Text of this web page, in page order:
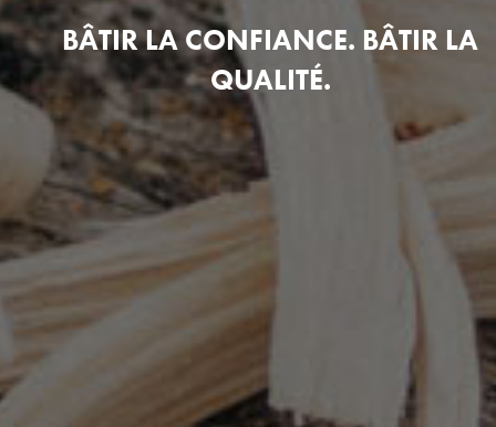
BÂTIR LA CONFIANCE. BÂTIR LA
QUALITÉ.